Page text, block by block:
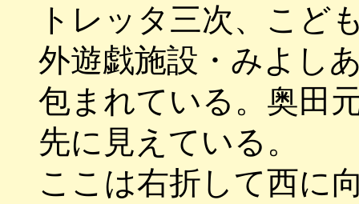
トレッタ三次、こど
外遊戯施設・みよし
包まれている。奥田
先に見えている。
ここは右折して西に